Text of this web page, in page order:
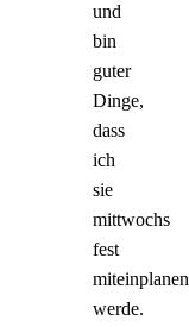
und
bin
guter
Dinge,
dass
ich
sie
mittwochs
fest
miteinplanen
werde.